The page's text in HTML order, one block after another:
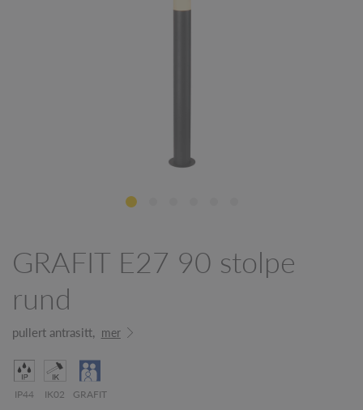
GRAFIT E27 90 stolpe
rund
pullert antrasitt, mer
IP44 IK02 GRAFIT